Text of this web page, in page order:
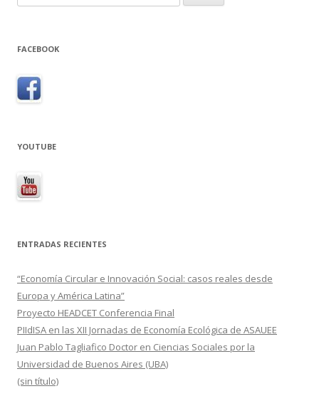
FACEBOOK
YOUTUBE
ENTRADAS RECIENTES
“Economía Circular e Innovación Social: casos reales desde
Europa y América Latina”
Proyecto HEADCET Conferencia Final
PIIdISA en las XII Jornadas de Economía Ecológica de ASAUEE
Juan Pablo Tagliafico Doctor en Ciencias Sociales por la
Universidad de Buenos Aires (UBA)
(sin título)